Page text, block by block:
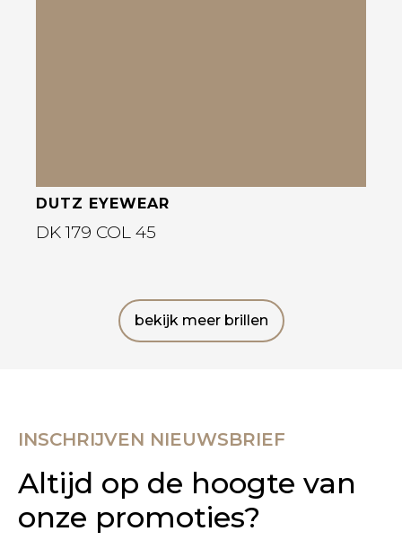
DUTZ EYEWEAR
DK 179 COL 45
bekijk meer brillen
INSCHRIJVEN NIEUWSBRIEF
Altijd op de hoogte van
onze promoties?